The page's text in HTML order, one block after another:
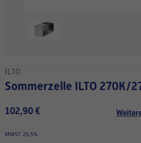
ILTO
Sommerzelle ILTO
102,90 €
MWST. 25.5%